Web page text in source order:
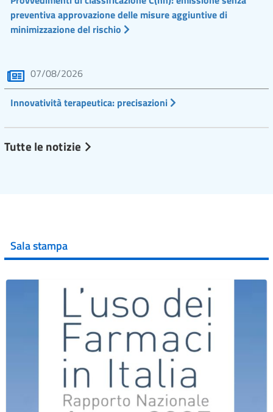
preventiva approvazione delle misure aggiuntive di
minimizzazione del rischio
07/08/2026
Innovatività terapeutica: precisazioni
Tutte le notizie
Sala stampa